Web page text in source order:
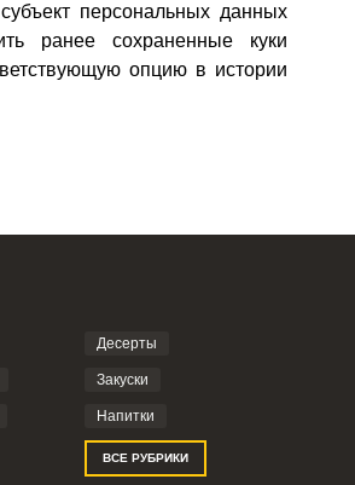
персональных данных
ранее сохраненные куки
опцию в истории
Десерты
Закуски
Напитки
ВСЕ РУБРИКИ